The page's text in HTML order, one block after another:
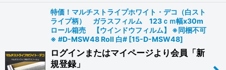
特価！マルチストライプホワイト・デコ（白スト
ライプ柄） ガラスフィルム 123ｃｍ幅x30m
ロール箱売 【ウインドウフィルム】 ※同梱不可
※ #D-MSW48 Roll 白# [15-D-MSW48]
ログインまたはマイページより会員「新
規登録」